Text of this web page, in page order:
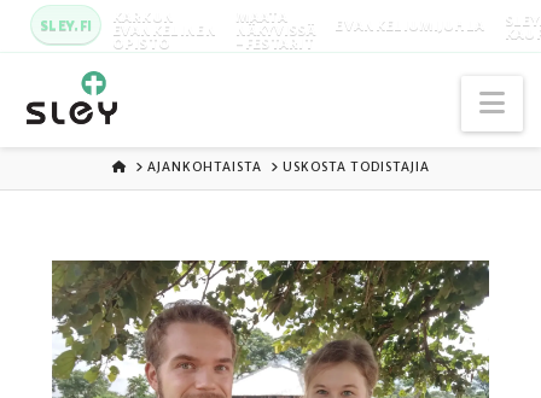
SLEY.FI KARKUN
EVANKELINEN
OPISTO
MAATA
NÄKYVISSÄ
-FESTARIT
EVANKELIUMIJUHLA
ETUSIVU
AJANKOHTAISTA USKOSTA TODISTAJIA